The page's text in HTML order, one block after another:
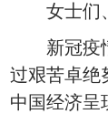
女士们
新冠疫
过艰苦卓绝
中国经济呈